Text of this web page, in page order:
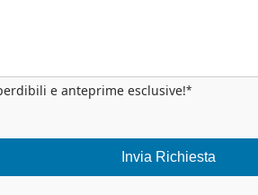
e anteprime esclusive!*
Invia Richiesta